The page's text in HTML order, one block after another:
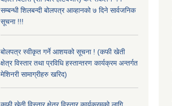
सम्बन्धी शिलबन्दी बोलपत्र आव्हानको ७ दिने सार्वजनिक
सूचना !!!
बोलपत्र स्वीकृत गर्ने आशयको सूचना ! (कफी खेती
क्षेत्र विस्तार तथा प्रविधि हस्तान्तरण कार्यक्रम अन्तर्गत
मेशिनरी सामाग्रीहरु खरिद)